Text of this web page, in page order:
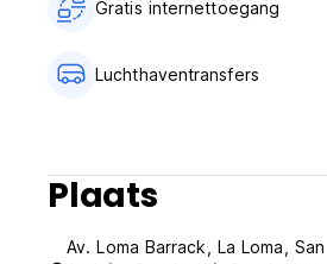
Gratis internettoegang
Luchthaventransfers
Plaats
Av. Loma Barrack, La Loma, San